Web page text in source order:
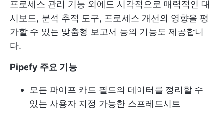
프로세스 관리 기능 외에도 시각적으로 매력적인 대
시보드, 분석 추적 도구, 프로세스 개선의 영향을 평
가할 수 있는 맞춤형 보고서 등의 기능도 제공합니
다.
Pipefy 주요 기능
모든 파이프 카드 필드의 데이터를 정리할 수
있는 사용자 지정 가능한 스프레드시트